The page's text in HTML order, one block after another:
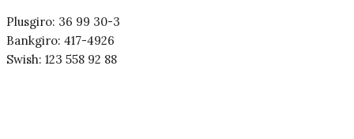
Plusgiro: 36 99 30-3
Bankgiro: 417-4926
Swish: 123 558 92 88